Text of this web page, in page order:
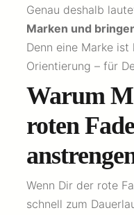
Genau deshalb
Marken und
Denn eine Marke
Orientierung – für
Warum
roten
Wenn Dir der rote
schnell zum